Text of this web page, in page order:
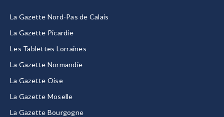
La Gazette Nord-Pas de Calais
La Gazette Picardie
Les Tablettes Lorraines
La Gazette Normandie
La Gazette Oise
La Gazette Moselle
La Gazette Bourgogne